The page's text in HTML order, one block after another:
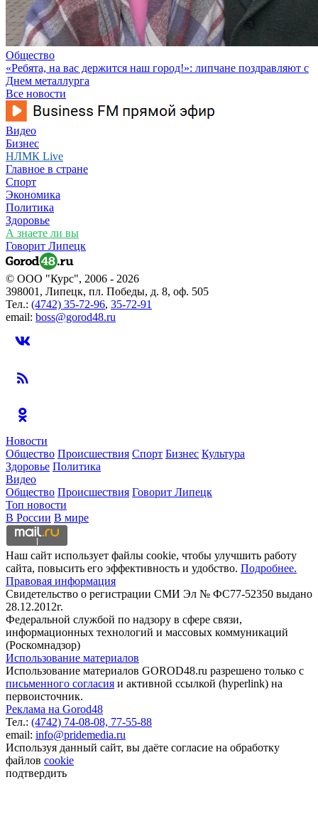
Общество
«Ребята, на вас держится наш город!»: липчане поздравляют с
Днем металлурга
Все новости
Видео
Бизнес
НЛМК Live
Главное в стране
Спорт
Экономика
Политика
Здоровье
А знаете ли вы
Говорит Липецк
© ООО "Курс", 2006 - 2026
398001, Липецк, пл. Победы, д. 8, оф. 505
Тел.: (4742) 35-72-96, 35-72-91
email: boss@gorod48.ru
Новости
Общество Происшествия Спорт Бизнес Культура
Здоровье Политика
Видео
Общество Происшествия Говорит Липецк
Топ новости
В России В мире
Наш сайт использует файлы cookie, чтобы улучшить работу
сайта, повысить его эффективность и удобство. Подробнее.
Правовая информация
Свидетельство о регистрации СМИ Эл № ФС77-52350 выдано
28.12.2012г.
Федеральной службой по надзору в сфере связи,
информационных технологий и массовых коммуникаций
(Роскомнадзор)
Использование материалов
Использование материалов GOROD48.ru разрешено только с
письменного согласия и активной ссылкой (hyperlink) на
первоисточник.
Реклама на Gorod48
Тел.: (4742) 74-08-08, 77-55-88
email: info@pridemedia.ru
Используя данный сайт, вы даёте согласие на обработку
файлов cookie
подтвердить